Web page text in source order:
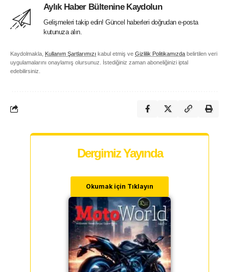
Aylık Haber Bültenine Kaydolun
Gelişmeleri takip edin! Güncel haberleri doğrudan e-posta
kutunuza alın.
Kaydolmakla, Kullanım Şartlarımızı kabul etmiş ve Gizlilik Politikamızda belirtilen veri
uygulamalarını onaylamış olursunuz. İstediğiniz zaman aboneliğinizi iptal
edebilirsiniz.
Dergimiz Yayında
Okumak için Tıklayın